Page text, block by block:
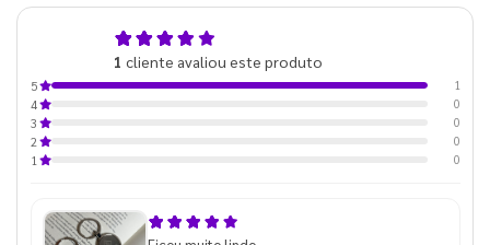
1 cliente avaliou este produto
5
1
4
0
3
0
2
0
1
0